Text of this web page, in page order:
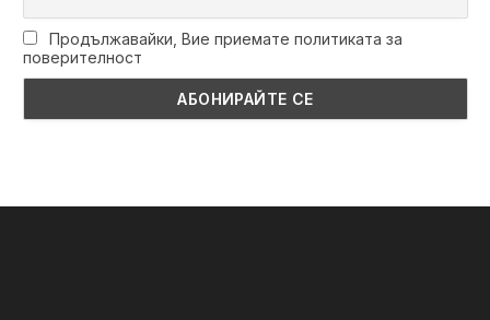
Продължавайки, Вие приемате политиката за
поверителност